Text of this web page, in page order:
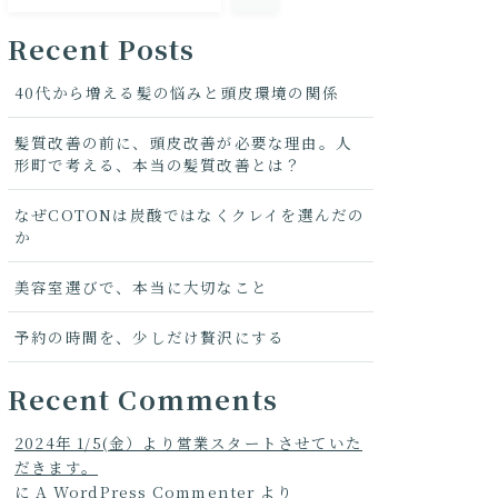
Recent Posts
40代から増える髪の悩みと頭皮環境の関係
髪質改善の前に、頭皮改善が必要な理由。人
形町で考える、本当の髪質改善とは？
なぜCOTONは炭酸ではなくクレイを選んだの
か
美容室選びで、本当に大切なこと
予約の時間を、少しだけ贅沢にする
Recent Comments
2024年 1/5(金）より営業スタートさせていた
だきます。
にA WordPress Commenter より